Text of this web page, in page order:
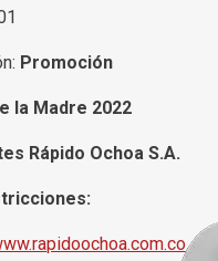
Promoción
la Madre 2022
Rápido Ochoa S.A.
.